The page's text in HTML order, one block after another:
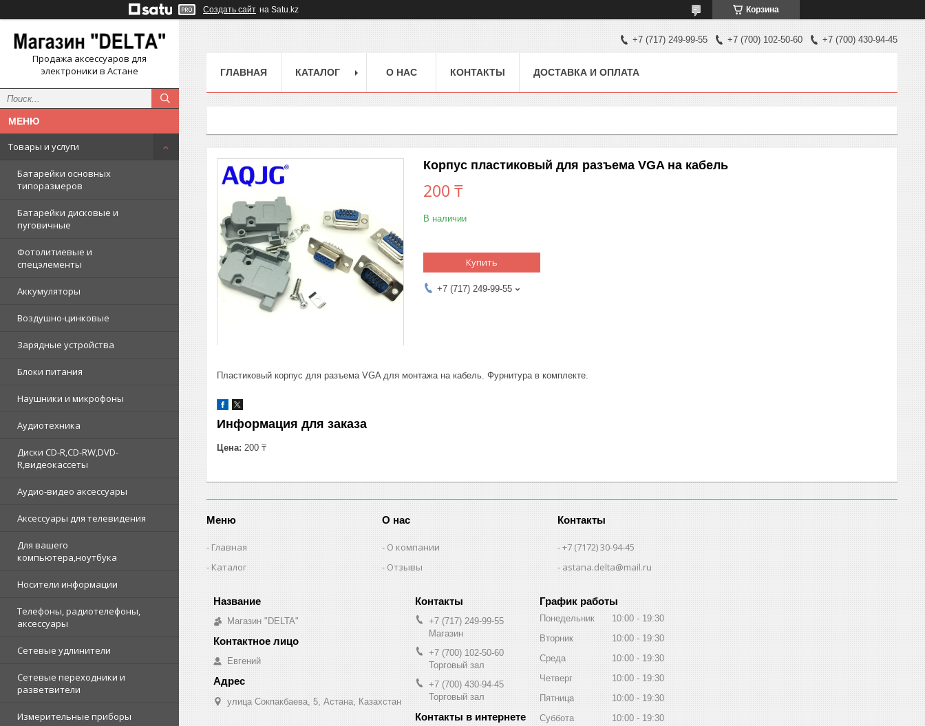
Создать сайт на Satu.kz Корзина
Продажа аксессуаров для
электроники в Астане
Товары и услуги
Батарейки основных
типоразмеров
Батарейки дисковые и
пуговичные
Фотолитиевые и
спецэлементы
Аккумуляторы
Воздушно-цинковые
Зарядные устройства
Блоки питания
Наушники и микрофоны
Аудиотехника
Диски CD-R,CD-RW,DVD-
R,видеокассеты
Аудио-видео аксессуары
Аксессуары для телевидения
Для вашего
компьютера,ноутбука
Носители информации
Телефоны, радиотелефоны,
аксессуары
Сетевые удлинители
Сетевые переходники и
разветвители
Измерительные приборы
+7 (717) 249-99-55 +7 (700) 102-50-60 +7 (700) 430-94-45
ГЛАВНАЯ КАТАЛОГ О НАС КОНТАКТЫ ДОСТАВКА И ОПЛАТА
Корпус пластиковый для разъема VGA на кабель
200 ₸
В наличии
Купить
+7 (717) 249-99-55
Пластиковый корпус для разъема VGA для монтажа на кабель. Фурнитура в комплекте.
Информация для заказа
Цена: 200 ₸
Меню
Главная
Каталог
О нас
О компании
Отзывы
Контакты
+7 (7172) 30-94-45
astana.delta@mail.ru
Магазин "DELTA"
Евгений
улица Сокпакбаева, 5, Астана, Казахстан
+7 (717) 249-99-55
Магазин
+7 (700) 102-50-60
Торговый зал
+7 (700) 430-94-45
Торговый зал
График работы
Понедельник 10:00
19:30
Вторник
10:00
19:30
Среда
10:00
19:30
Четверг
10:00
19:30
Пятница
10:00
19:30
Суббота
10:00
19:30